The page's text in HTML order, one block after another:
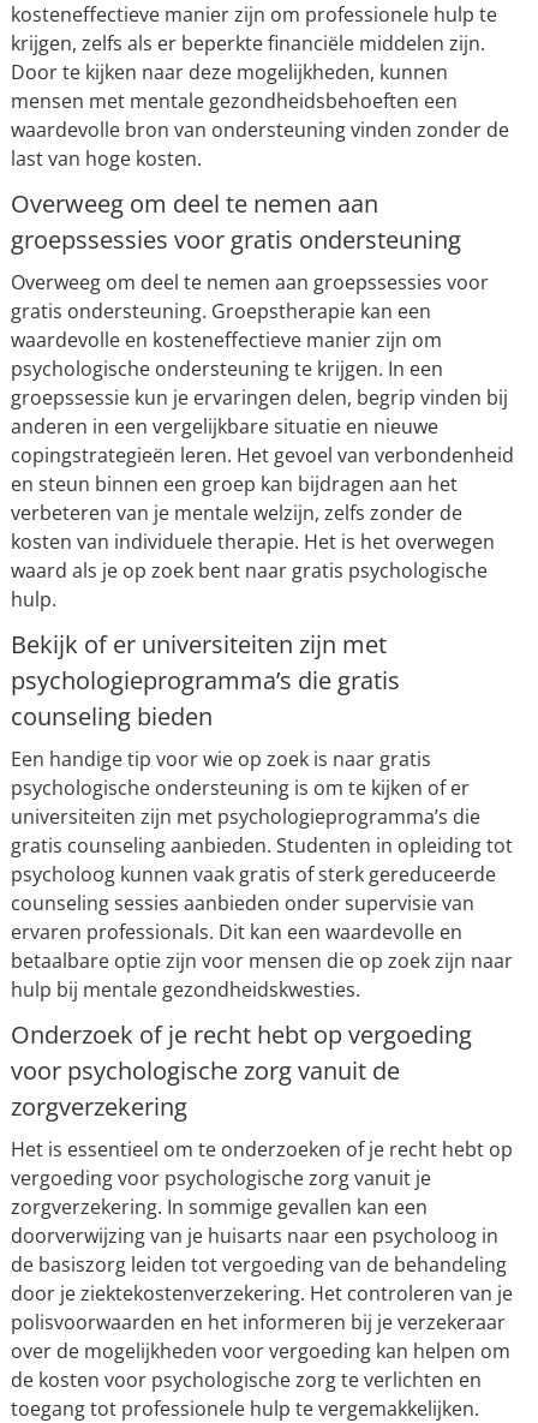
kosteneffectieve manier zijn om professionele hulp te
krijgen, zelfs als er beperkte financiële middelen zijn.
Door te kijken naar deze mogelijkheden, kunnen
mensen met mentale gezondheidsbehoeften een
waardevolle bron van ondersteuning vinden zonder de
last van hoge kosten.
Overweeg om deel te nemen aan
groepssessies voor gratis ondersteuning
Overweeg om deel te nemen aan groepssessies voor
gratis ondersteuning. Groepstherapie kan een
waardevolle en kosteneffectieve manier zijn om
psychologische ondersteuning te krijgen. In een
groepssessie kun je ervaringen delen, begrip vinden bij
anderen in een vergelijkbare situatie en nieuwe
copingstrategieën leren. Het gevoel van verbondenheid
en steun binnen een groep kan bijdragen aan het
verbeteren van je mentale welzijn, zelfs zonder de
kosten van individuele therapie. Het is het overwegen
waard als je op zoek bent naar gratis psychologische
hulp.
Bekijk of er universiteiten zijn met
psychologieprogramma’s die gratis
counseling bieden
Een handige tip voor wie op zoek is naar gratis
psychologische ondersteuning is om te kijken of er
universiteiten zijn met psychologieprogramma’s die
gratis counseling aanbieden. Studenten in opleiding tot
psycholoog kunnen vaak gratis of sterk gereduceerde
counseling sessies aanbieden onder supervisie van
ervaren professionals. Dit kan een waardevolle en
betaalbare optie zijn voor mensen die op zoek zijn naar
hulp bij mentale gezondheidskwesties.
Onderzoek of je recht hebt op vergoeding
voor psychologische zorg vanuit de
zorgverzekering
Het is essentieel om te onderzoeken of je recht hebt op
vergoeding voor psychologische zorg vanuit je
zorgverzekering. In sommige gevallen kan een
doorverwijzing van je huisarts naar een psycholoog in
de basiszorg leiden tot vergoeding van de behandeling
door je ziektekostenverzekering. Het controleren van je
polisvoorwaarden en het informeren bij je verzekeraar
over de mogelijkheden voor vergoeding kan helpen om
de kosten voor psychologische zorg te verlichten en
toegang tot professionele hulp te vergemakkelijken.